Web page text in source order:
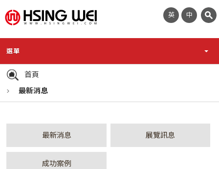
英 中
選單
首頁
最新消息
最新消息 展覽訊息
成功案例